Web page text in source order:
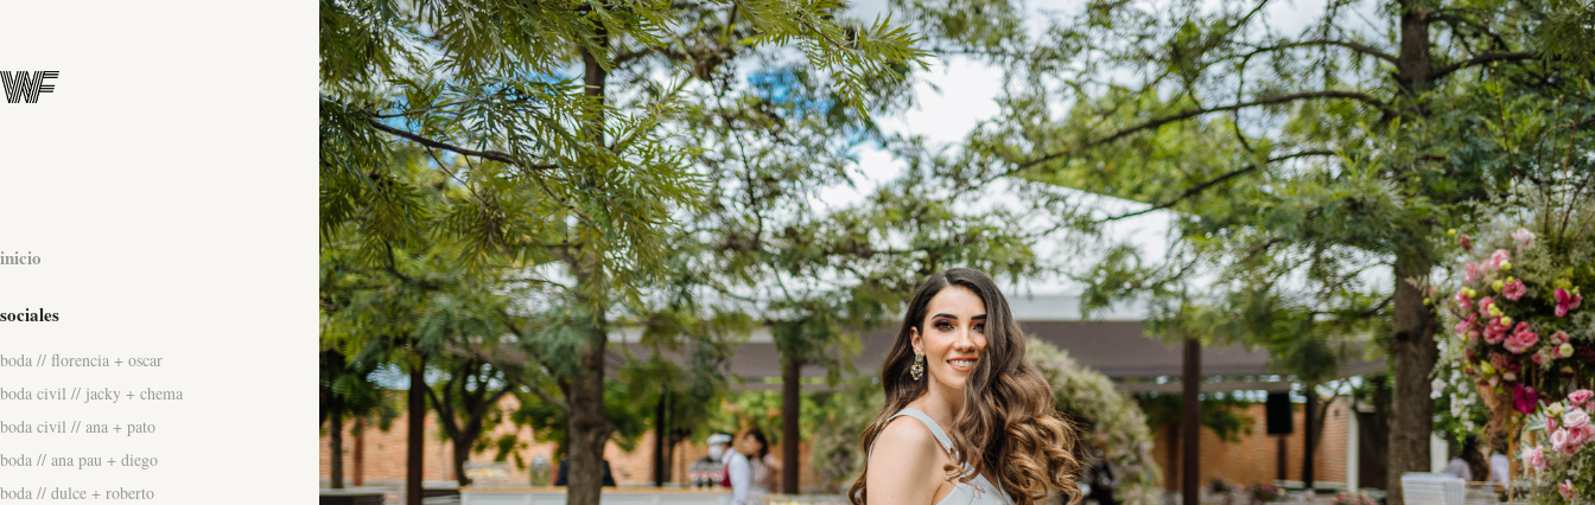
inicio
sociales
boda // florencia + oscar
boda civil // jacky + chema
boda civil // ana + pato
boda // ana pau + diego
boda // dulce + roberto